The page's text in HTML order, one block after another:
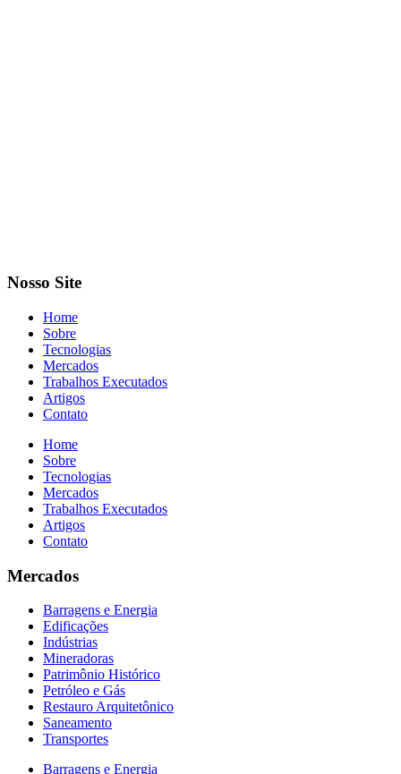
Nosso Site
Home
Sobre
Tecnologias
Mercados
Trabalhos Executados
Artigos
Contato
Home
Sobre
Tecnologias
Mercados
Trabalhos Executados
Artigos
Contato
Mercados
Barragens e Energia
Edificações
Indústrias
Mineradoras
Patrimônio Histórico
Petróleo e Gás
Restauro Arquitetônico
Saneamento
Transportes
Barragens e Energia